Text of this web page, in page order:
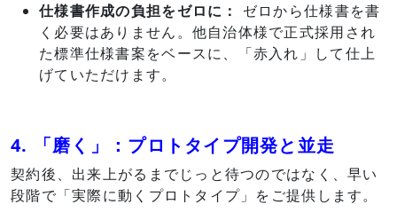
仕様書作成の負担をゼロに：
ゼロから仕様書を書
く必要はありません。他自治体様で正式採用され
た標準仕様書案をベースに、「赤入れ」して仕上
げていただけます。
4. 「磨く」：プロトタイプ開発と並走
契約後、出来上がるまで じっと 待つのではなく、早い
段階で「実際に動くプロトタイプ」をご提供します。